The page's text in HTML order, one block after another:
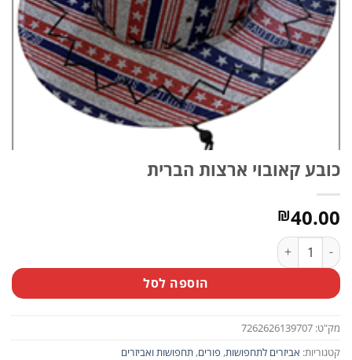
כובע קאובוי ארצות הברית
₪40.00
כמות של כובע קאובוי ארצות הברית
הוספה לסל
מק"ט: 7262626139707
קטגוריות: אביזרים לתחפושות, פורים, תחפושות ואביזרים